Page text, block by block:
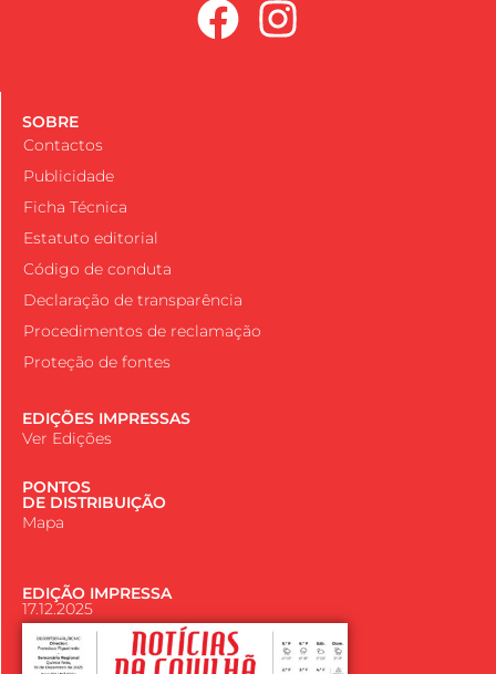
SOBRE
Contactos
Publicidade
Ficha Técnica
Estatuto editorial
Código de conduta
Declaração de transparência
Procedimentos de reclamação
Proteção de fontes
EDIÇÕES IMPRESSAS
Ver Edições
PONTOS
DE DISTRIBUIÇÃO
Mapa
EDIÇÃO IMPRESSA
17.12.2025